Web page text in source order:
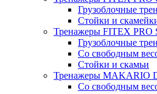
Грузоблочные
Стойки и
Тренажеры FITEX PRO
Грузоблочные
Со свободным
Стойки и скамьи
Тренажеры MAKARIO
Со свободным